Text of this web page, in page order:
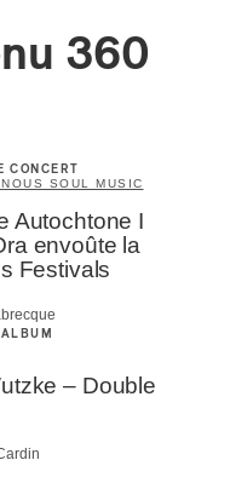
360
CONCERT
SOUL MUSIC
Autochtone I
envoûte la
Festivals
– Double